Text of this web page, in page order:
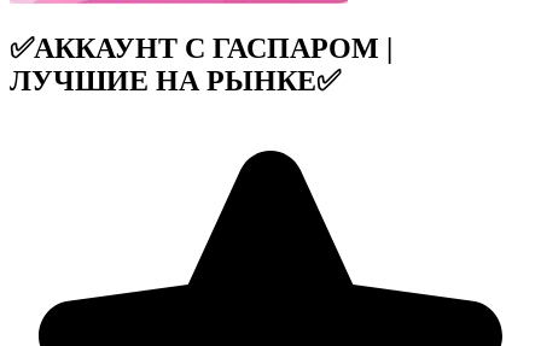
✅АККАУНТ С ГАСПАРОМ |
ЛУЧШИЕ НА РЫНКЕ✅